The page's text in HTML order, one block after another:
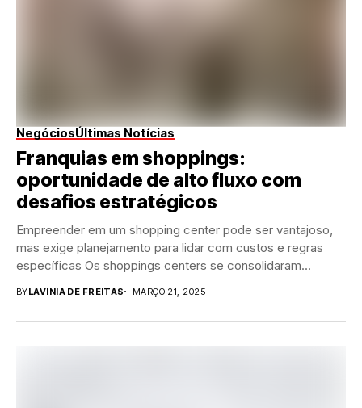
NegóciosÚltimas Notícias
Franquias em shoppings:
oportunidade de alto fluxo com
desafios estratégicos
Empreender em um shopping center pode ser vantajoso,
mas exige planejamento para lidar com custos e regras
específicas Os shoppings centers se consolidaram...
BYLAVINIA DE FREITAS MARÇO 21, 2025